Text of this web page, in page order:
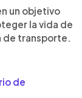
un objetivo
la vida de
de transporte.
de